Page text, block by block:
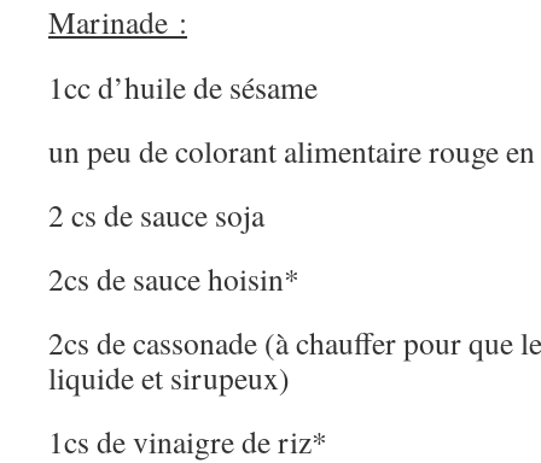
Marinade :
1cc d’huile de sésame
un peu de colorant alimentaire rouge
2 cs de sauce soja
2cs de sauce hoisin*
2cs de cassonade (à chauffer pour que
liquide et sirupeux)
1cs de vinaigre de riz*